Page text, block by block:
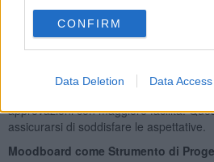
CONFIRM
Data Deletion Data Access
3. Comunicazione e Condivisione
Una moodboard è un mezzo di
feedback concreti. Il dialogo con il
approvazioni con maggiore facilità.
assicurarsi di soddisfare le aspettative.
Moodboard come Strumento di